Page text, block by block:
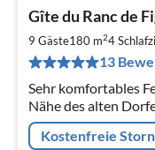
Gîte du Ranc de
9 Gäste180 m24
13
Sehr komfortables
Nähe des alten
Zimmern.
Tischtennis...
Kostenfreie